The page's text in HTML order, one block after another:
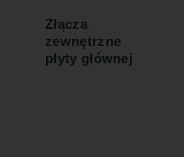
Złącza
zewnętrzne
płyty głównej